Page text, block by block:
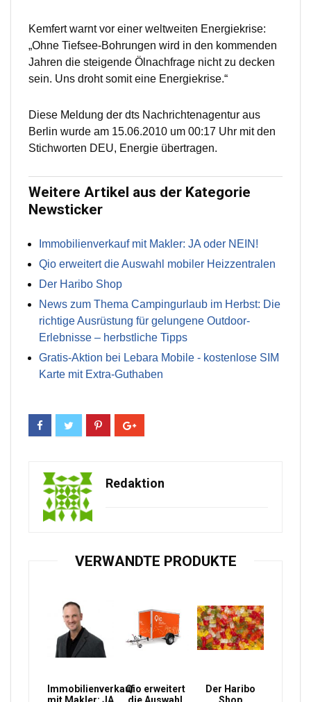
Kemfert warnt vor einer weltweiten Energiekrise:
„Ohne Tiefsee-Bohrungen wird in den kommenden
Jahren die steigende Ölnachfrage nicht zu decken
sein. Uns droht somit eine Energiekrise.“
Diese Meldung der dts Nachrichtenagentur aus
Berlin wurde am 15.06.2010 um 00:17 Uhr mit den
Stichworten DEU, Energie übertragen.
Weitere Artikel aus der Kategorie
Newsticker
Immobilienverkauf mit Makler: JA oder NEIN!
Qio erweitert die Auswahl mobiler Heizzentralen
Der Haribo Shop
News zum Thema Campingurlaub im Herbst: Die
richtige Ausrüstung für gelungene Outdoor-
Erlebnisse – herbstliche Tipps
Gratis-Aktion bei Lebara Mobile - kostenlose SIM
Karte mit Extra-Guthaben
Redaktion
VERWANDTE PRODUKTE
ImmobilienverkaufQio erweitert
Der Haribo